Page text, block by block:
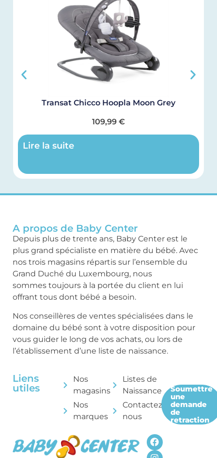
Transat Chicco Hoopla Moon Grey
109,99 €
Lire la suite
A propos de Baby Center
Depuis plus de trente ans, Baby Center est le
plus grand spécialiste en matière du bébé. Avec
nos trois magasins répartis sur l’ensemble du
Grand Duché du Luxembourg, nous
sommes toujours à la portée du client en lui
offrant tous dont bébé a besoin.
Nos conseillères de ventes spécialisées dans le
domaine du bébé sont à votre disposition pour
vous guider le long de vos achats, ou lors de
l’établissement d’une liste de naissance.
Liens
utiles
Nos
magasins
Nos
marques
Listes de
Naissance
Contactez-
nous
Soumettre
une
demande
de
retraction